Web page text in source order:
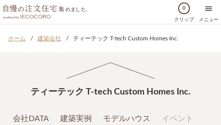
0
クリップ メニュー
ホーム 建築会社 ティーテック T-tech Custom Homes Inc.
ティーテック T-tech Custom Homes Inc.
会社DATA 建築実例 モデルハウス イベント